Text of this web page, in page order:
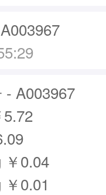
- A003967
￥0.04
0.01